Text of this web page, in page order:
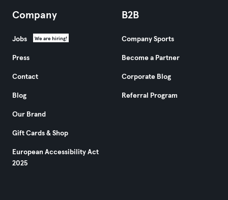
Company
Jobs We are hiring!
Press
Contact
Blog
Our Brand
Gift Cards & Shop
European Accessibility Act
2025
B2B
Company Sports
Become a Partner
Corporate Blog
Referral Program